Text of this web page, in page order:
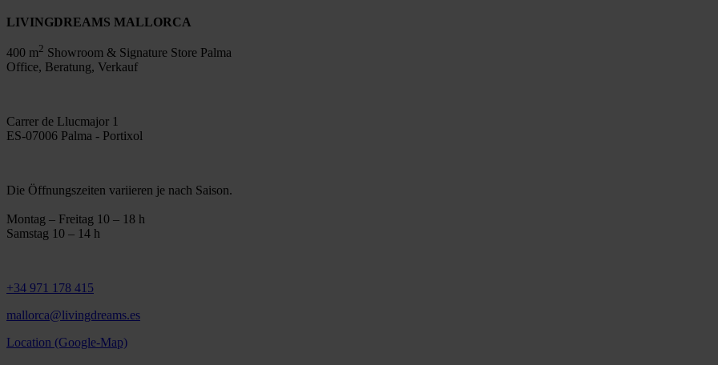
LIVINGDREAMS MALLORCA
400 m2 Showroom & Signature Store Palma
Office, Beratung, Verkauf
Carrer de Llucmajor 1
ES-07006 Palma - Portixol
Die Öffnungszeiten variieren je nach Saison.
Montag – Freitag 10 – 18 h
Samstag 10 – 14 h
+34 971 178 415
mallorca@livingdreams.es
Location (Google-Map)